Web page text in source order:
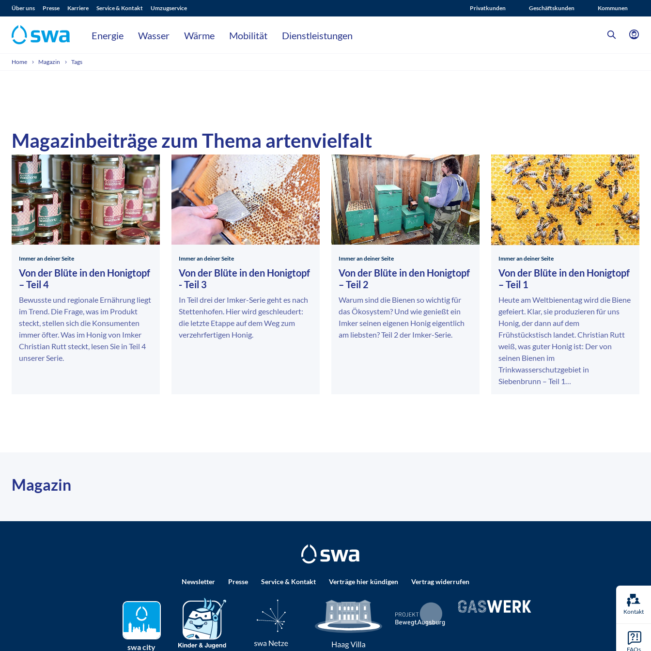
Über uns Presse Karriere Service & Kontakt Umzugservice Privatkunden Geschäftskunden Kommunen
Energie Wasser Wärme Mobilität Dienstleistungen
Home Magazin Tags
Kontakt
FAQs
Magazinbeiträge zum Thema artenvielfalt
Immer an deiner Seite
Von der Blüte in den Honigtopf
– Teil 4
Bewusste und regionale Ernährung liegt
im Trend. Die Frage, was im Produkt
steckt, stellen sich die Konsumenten
immer öfter. Was im Honig von Imker
Christian Rutt steckt, lesen Sie in Teil 4
unserer Serie.
Immer an deiner Seite
Von der Blüte in den Honigtopf
- Teil 3
In Teil drei der Imker-Serie geht es nach
Stettenhofen. Hier wird geschleudert:
die letzte Etappe auf dem Weg zum
verzehrfertigen Honig.
Immer an deiner Seite
Von der Blüte in den Honigtopf
– Teil 2
Warum sind die Bienen so wichtig für
das Ökosystem? Und wie genießt ein
Imker seinen eigenen Honig eigentlich
am liebsten? Teil 2 der Imker-Serie.
Immer an deiner Seite
Von der Blüte in den Honigtopf
– Teil 1
Heute am Weltbienentag wird die Biene
gefeiert. Klar, sie produzieren für uns
Honig, der dann auf dem
Frühstückstisch landet. Christian Rutt
weiß, was guter Honig ist: Der von
seinen Bienen im
Trinkwasserschutzgebiet in
Siebenbrunn – Teil 1…
Magazin
Newsletter Presse Service & Kontakt Verträge hier kündigen Vertrag widerrufen
swa city